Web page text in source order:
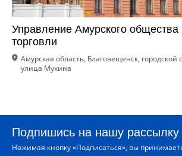
Управление Амурского общества
торговли
Амурская область, Благовещенск, городской
улица Мухина
Подпишись на нашу рассылку
Нажимая кнопку «Подписаться», вы